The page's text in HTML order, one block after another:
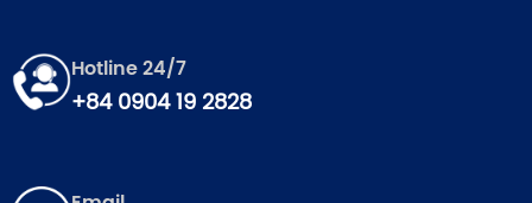
Hotline 24/7
+84 0904 19 2828